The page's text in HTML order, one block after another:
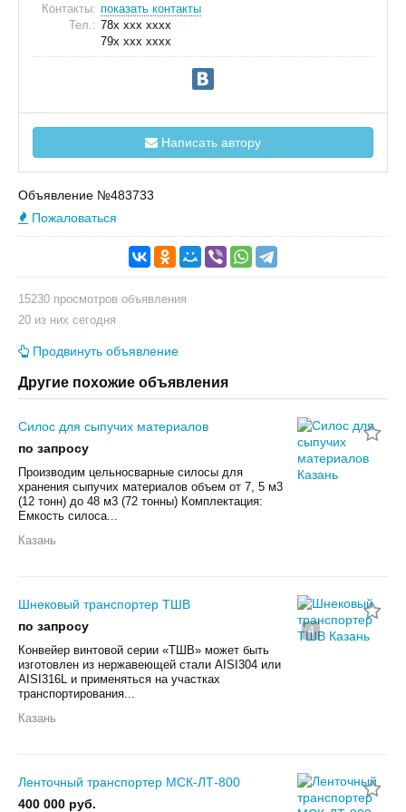
Контакты: показать контакты
Тел.: 78x xxx xxxx
79x xxx xxxx
Написать автору
Объявление №483733
Пожаловаться
15230 просмотров объявления
20 из них сегодня
Продвинуть объявление
Другие похожие объявления
Силос для сыпучих материалов
по запросу
Производим цельносварные силосы для
хранения сыпучих материалов объем от 7, 5 м3
(12 тонн) до 48 м3 (72 тонны) Комплектация:
Емкость силоса...
Казань
4
Шнековый транспортер ТШВ
по запросу
Конвейер винтовой серии «ТШВ» может быть
изготовлен из нержавеющей стали AISI304 или
AISI316L и применяться на участках
транспортирования...
Казань
Ленточный транспортер МСК-ЛТ-800
400 000 руб.